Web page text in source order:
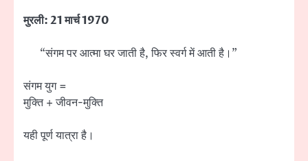
मुरली: 21 मार्च 1970
“संगम पर आत्मा घर जाती है, फिर स्वर्ग में आती है।”
संगम युग =
मुक्ति + जीवन-मुक्ति
यही पूर्ण यात्रा है।